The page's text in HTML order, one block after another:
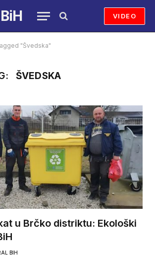
VIDEO
"Švedska"
ŠVEDSKA
u Brčko distriktu: Ekološki
BIH